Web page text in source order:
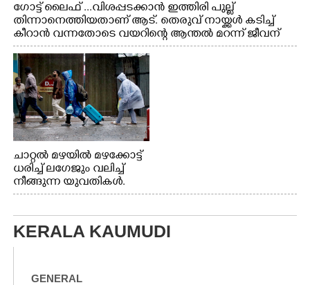
ഗോട്ട് ലൈഫ് ...വിശപ്പടക്കാൻ ഇത്തിരി പുല്ല്
തിന്നാനെത്തിയതാണ് ആട്. തെരുവ് നായ്ക്കൾ കടിച്ച്
കീറാൻ വന്നതോടെ വയറിന്റെ ആന്തൽ മറന്ന് ജീവന്
വേണ്ടിയായി ഓട്ടം. എറണാകുളം വാത്തുരുത്തിയിൽ
നിന്നുള്ള കാഴ്ച
ചാറ്റൽ മഴയിൽ മഴക്കോട്ട്
ധരിച്ച് ലഗേജും വലിച്ച്
നീങ്ങുന്ന യുവതികൾ.
എറണാകുളം മേനകയിൽ
KERALA KAUMUDI
GENERAL